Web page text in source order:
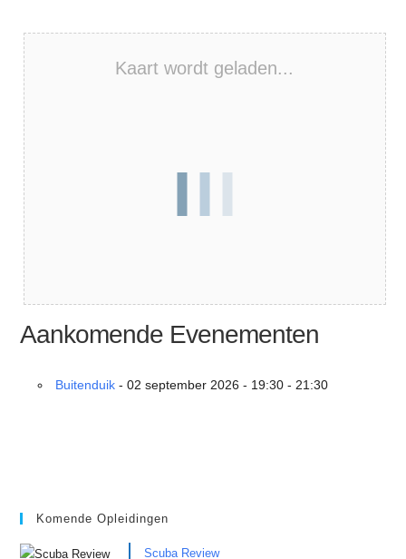
Kaart wordt geladen...
Aankomende Evenementen
Buitenduik - 02 september 2026 - 19:30 - 21:30
Komende Opleidingen
Scuba Review